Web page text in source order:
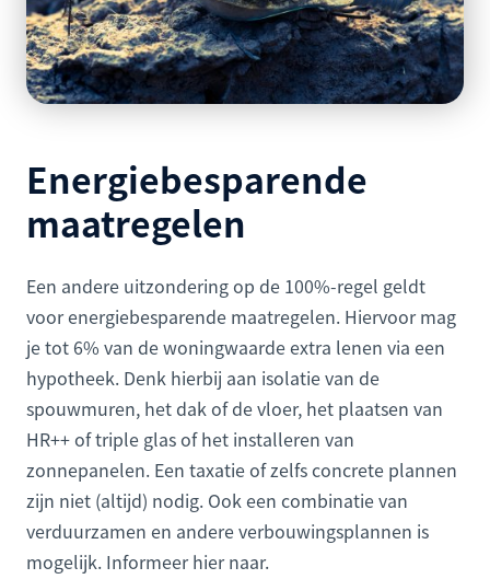
Energiebesparende
maatregelen
Een andere uitzondering op de 100%-regel geldt
voor energiebesparende maatregelen. Hiervoor mag
je tot 6% van de woningwaarde extra lenen via een
hypotheek. Denk hierbij aan isolatie van de
spouwmuren, het dak of de vloer, het plaatsen van
HR++ of triple glas of het installeren van
zonnepanelen. Een taxatie of zelfs concrete plannen
zijn niet (altijd) nodig. Ook een combinatie van
verduurzamen en andere verbouwingsplannen is
mogelijk. Informeer hier naar.